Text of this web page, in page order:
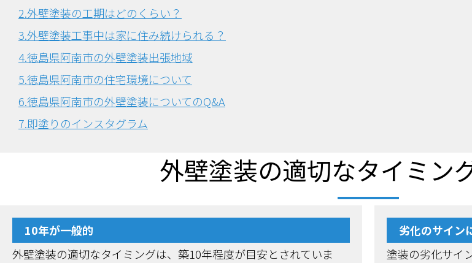
2.外壁塗装の工期はどのくらい？
3.外壁塗装工事中は家に住み続けられる？
4.徳島県阿南市の外壁塗装出張地域
5.徳島県阿南市の住宅環境について
6.徳島県阿南市の外壁塗装についてのQ&A
7.即塗りのインスタグラム
外壁塗装の適切なタイミン
10年が一般的
外壁塗装の適切なタイミングは、築10年程度が目安とされていま
劣化のサイン
塗装の劣化サイ